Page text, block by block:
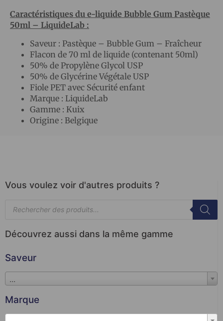
Caractéristiques du e-liquide Bubble Gum Pastèque
50ml – LiquideLab :
Saveur : Pastèque – Bubble Gum – Fraîcheur
Flacon de 70 ml de liquide (contenant 50ml)
50% de Propylène Glycol USP
50% de Glycérine Végétale USP
Fiole PET avec Sécurité enfant
Marque : LiquideLab
Gamme : Kuix
Origine : Belgique
Vous voulez voir d'autres produits ?
Découvrez aussi dans la même gamme
Saveur
...
Marque